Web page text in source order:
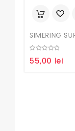
SIMERING
out
55,00 lei